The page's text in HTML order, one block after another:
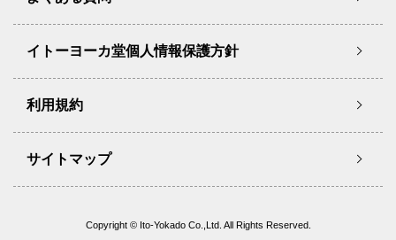
イトーヨーカ堂個人情報保護方針
利用規約
サイトマップ
Copyright © Ito-Yokado Co.,Ltd. All Rights Reserved.